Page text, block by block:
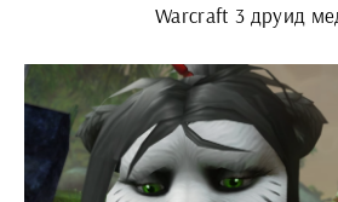
Warcraft 3 друид